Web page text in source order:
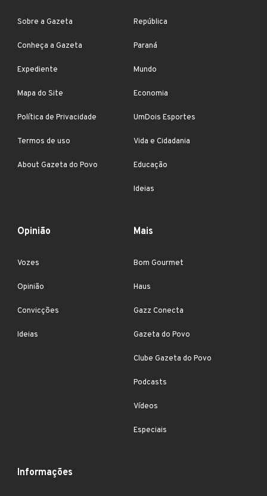
Sobre a Gazeta
Conheça a Gazeta
Expediente
Mapa do Site
Política de Privacidade
Termos de uso
About Gazeta do Povo
República
Paraná
Mundo
Economia
UmDois Esportes
Vida e Cidadania
Educação
Ideias
Opinião
Vozes
Opinião
Convicções
Ideias
Mais
Bom Gourmet
Haus
Gazz Conecta
Gazeta do Povo
Clube Gazeta do Povo
Podcasts
Vídeos
Especiais
Informações